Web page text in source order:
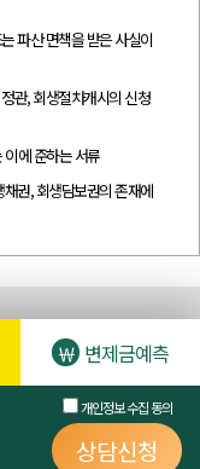
변제금예측
개인정보 수집 동의
상담신청
파산 면책을 받은 사실이
관, 회생절차개시의 신청
에 준하는 서류
권, 회생담보권의 존재에
충환 | 법인등록번호 :